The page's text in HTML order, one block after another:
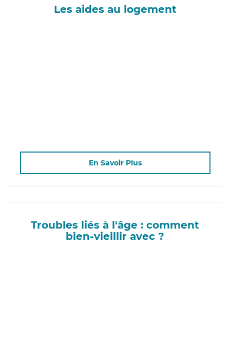
Les aides au logement
En Savoir Plus
Troubles liés à l'âge : comment
bien-vieillir avec ?